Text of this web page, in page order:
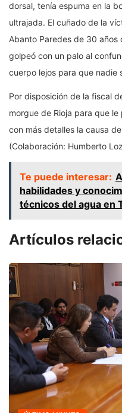
dorsal, tenía espuma en la
ultrajada. El cuñado de la
Abanto Paredes de 30
golpeó con un palo al
cuerpo lejos para que nadie
Por disposición de la fiscal
morgue de Rioja para que
con más detalles la causa
(Colaboración: Humberto
Te puede interesar:
habilidades y
técnicos del agua en
Artículos